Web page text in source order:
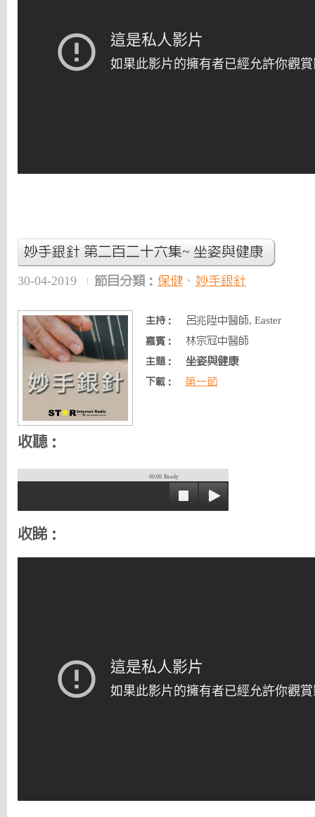
妙手銀針 第二百二十六集~ 坐姿與健康
30-04-2019 節目分類： 保健 、 妙手銀針
主持： 呂兆陞中醫師, Easter
嘉賓： 林宗冠中醫師
主題： 坐姿與健康
下載： 第一節
收聽：
00:00 Ready
收睇：